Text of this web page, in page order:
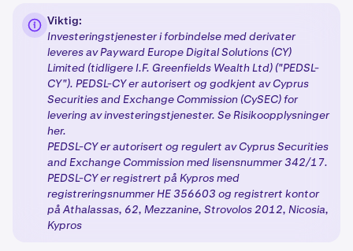
enhet.
strømlinjeformet prosess for å få tilgang til MiFID II-
regulerte produkter:
Kontoopprettelse og verifisering:Fullfør standard
Krakenregistreringsprosess, inkludert Tier 3 eller
Tier 4
verifisering
Spørreskjema og skatteinformasjon:
MiFID II-lisensierte produkter, vil du bli bedt om å
fylle ut egnethetsspørreskjemaet og oppgi ditt TIN.
Aktiver produkter:Når du har fullført de nødvendige
trinnene, vil dine valgte produkter bli låst opp med de
passende regulatoriske beskyttelsene basert på din
Viktig:
Investeringstjenester i forbindelse med derivater
leveres av Payward Europe Digital Solutions (CY)
Limited (tidligere I.F. Greenfields Wealth Ltd) ("PEDSL-
CY"). PEDSL-CY er autorisert og godkjent av Cyprus
Securities and Exchange Commission (CySEC) for
levering av investeringstjenester. Se Risikoopplysninger
her.
PEDSL-CY er autorisert og regulert av Cyprus Securities
and Exchange Commission med lisensnummer 342/17.
PEDSL-CY er registrert på Kypros med
registreringsnummer HE 356603 og registrert kontor
på Athalassas, 62, Mezzanine, Strovolos 2012, Nicosia,
Kypros